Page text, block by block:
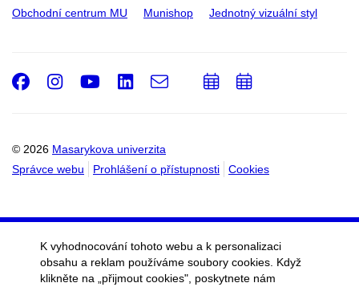
Obchodní centrum MU Munishop Jednotný vizuální styl
© 2026 Masarykova univerzita
Správce webu
Prohlášení o přístupnosti Cookies
Facebook
Instagram
Youtube
LinkedIn
e-
PřidatPřidat
K vyhodnocování tohoto webu a k personalizaci
obsahu a reklam používáme soubory cookies. Když
klikněte na „přijmout cookies", poskytnete nám